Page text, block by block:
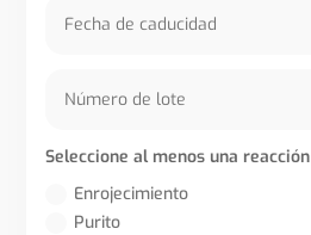
Seleccione al menos una reacción
Enrojecimiento
Purito